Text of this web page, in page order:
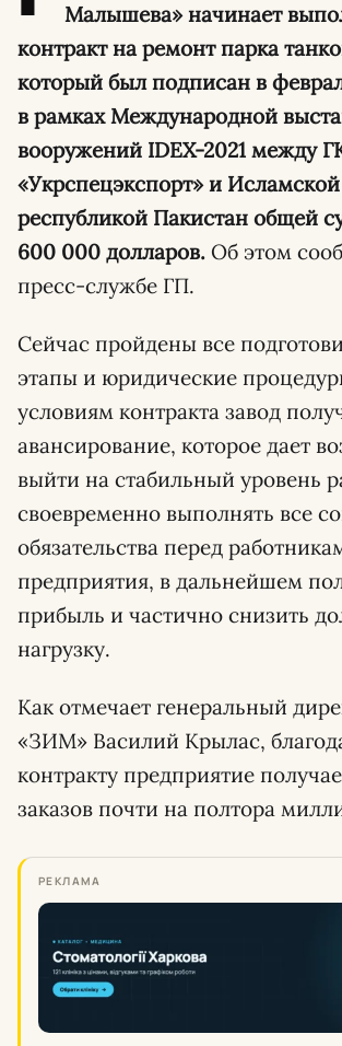
Малышева» начинает
контракт на ремонт парка
который был подписан в
в рамках Международной
вооружений IDEX-2021 между
«Укрспецэкспорт» и Исламской
республикой Пакистан общей
600 000 долларов. Об этом
пресс-службе ГП.
Сейчас пройдены все
этапы и юридические
условиям контракта завод
авансирование, которое дает
выйти на стабильный уровень
своевременно выполнять все
обязательства перед
предприятия, в дальнейшем
прибыль и частично снизить
нагрузку.
Как отмечает генеральный
«ЗИМ» Василий Крылас,
контракту предприятие
заказов почти на полтора
РЕКЛАМА